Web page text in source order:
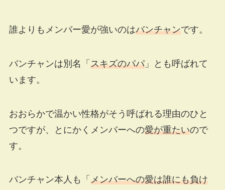
誰よりもメンバー愛が強いのはバンチャンです。
バンチャンは別名「 スキズのパパ」とも呼ばれて
います。
おおらかで温かい性格がそう呼ばれる理由のひと
つですが、とにかくメンバーへの愛が重たいので
す。
バンチャン本人も「 メンバーへの愛は誰にも負け